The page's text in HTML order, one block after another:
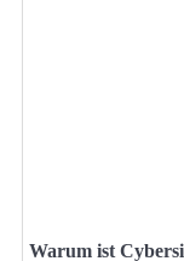
Warum ist